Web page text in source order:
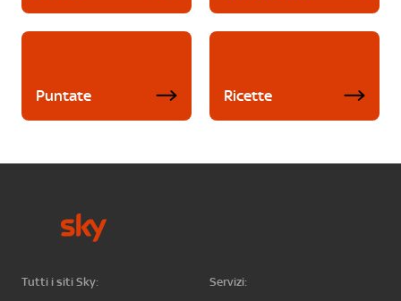
Puntate Ricette
Tutti i siti Sky:
Servizi: